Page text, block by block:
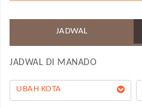
JADWAL
JADWAL DI MANADO
UBAH KOTA